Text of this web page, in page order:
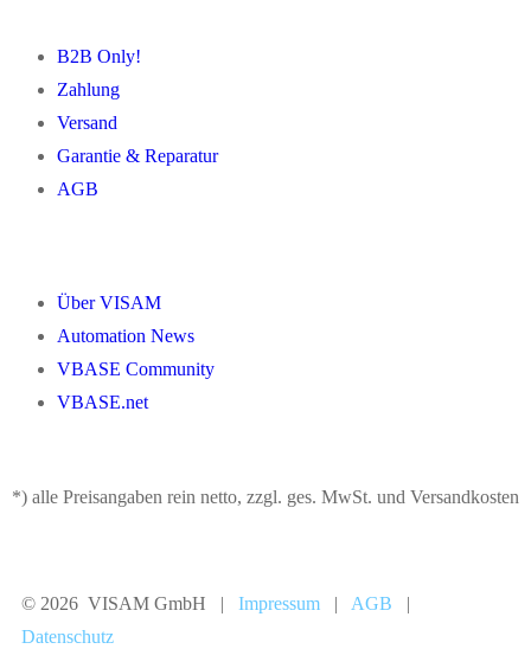
B2B Only!
Zahlung
Versand
Garantie & Reparatur
AGB
Über VISAM
Automation News
VBASE Community
VBASE.net
*) alle Preisangaben rein netto, zzgl. ges. MwSt. und Versandkosten
© 2026 VISAM GmbH | Impressum AGB
Datenschutz